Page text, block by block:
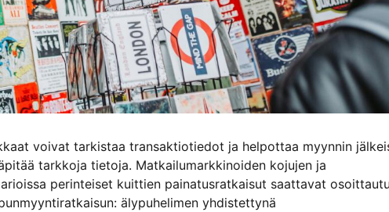
voivat tarkistaa transaktiotiedot ja helpottaa myynnin
tarkkoja tietoja. Matkailumarkkinoiden kojujen ja
perinteiset kuittien painatusratkaisut saattavat
älypuhelimen yhdistettynä